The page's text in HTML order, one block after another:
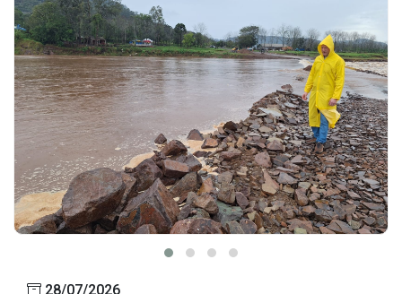
28/07/2026